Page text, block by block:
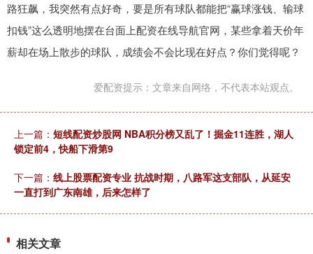
路狂飙，我突然有点好奇，要是所有球队都能把“赢球涨钱、输球
扣钱”这么透明地摆在台面上配资在线导航官网，某些拿着天价年
薪却在场上散步的球队，成绩会不会比现在好点？你们觉得呢？
爱配资提示：文章来自网络，不代表本站观点。
上一篇： 短线配资炒股网 NBA积分榜又乱了！掘金11连胜，湖人
锁定前4，快船下滑第9
下一篇： 线上股票配资专业 抗战时期，八路军这支部队，从延安
一直打到广东南雄，后来怎样了
相关文章